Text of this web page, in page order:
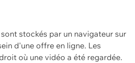
stockés par un navigateur sur
d'une offre en ligne. Les
où une vidéo a été regardée.